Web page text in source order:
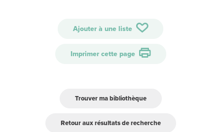
Ajouter à une liste
Imprimer cette page
Trouver ma bibliothèque
Retour aux résultats de recherche